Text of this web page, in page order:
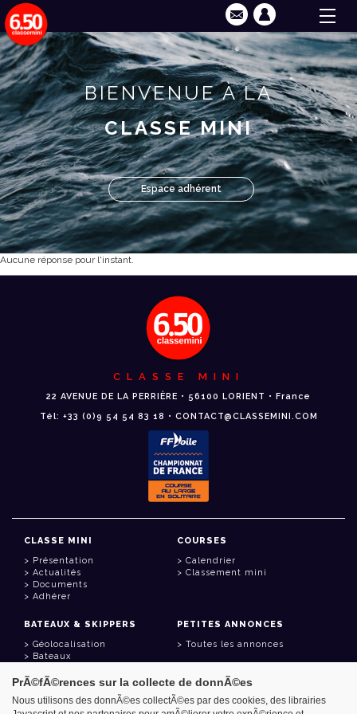
BIENVENUE À LA
CLASSE MINI
Espace adhérent
Aucune réponse pour l'instant.
CLASSE MINI
22 AVENUE DE LA PERRIÈRE • 56100 LORIENT • France
Tél: +33 (0)9 54 54 83 18 • CONTACT@CLASSEMINI.COM
CLASSE MINI
Présentation
Actualités
Documents
Adhérer
COURSES
Calendrier
Classement mini
BATEAUX & SKIPPERS
Géolocalisation
Bateaux
PETITES ANNONCES
Toutes les annonces
LIENS UTILES
PrÃ©fÃ©rences sur la collecte de donnÃ©es
Nous utilisons des donnÃ©es collectÃ©es par des cookies, des librairies